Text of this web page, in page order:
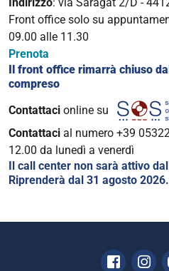
Front office solo su
09.00 alle 11.30
Prenota
Il front office rimarrà chiuso
compreso
Contattaci online su
Contattaci al numero +39
12.00 da lunedì a venerdì
Il call center non sarà attivo
Riprenderà dal 31 agosto 2026.